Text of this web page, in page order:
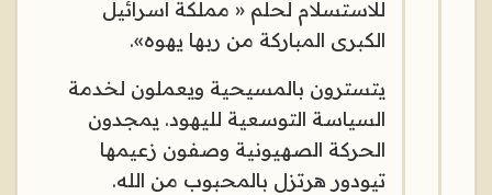
للاستسلام لحلم « مملكة اسرائيل
الكبرى المباركة من ربها يهوه».
يتسترون بالمسيحية ويعملون لخدمة
السياسة التوسعية لليهود. يمجدون
الحركة الصهيونية وصفون زعيمها
تيودور هرتزل بالمحبوب من الله.